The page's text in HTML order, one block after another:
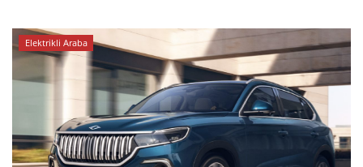
Elektrikli Araba